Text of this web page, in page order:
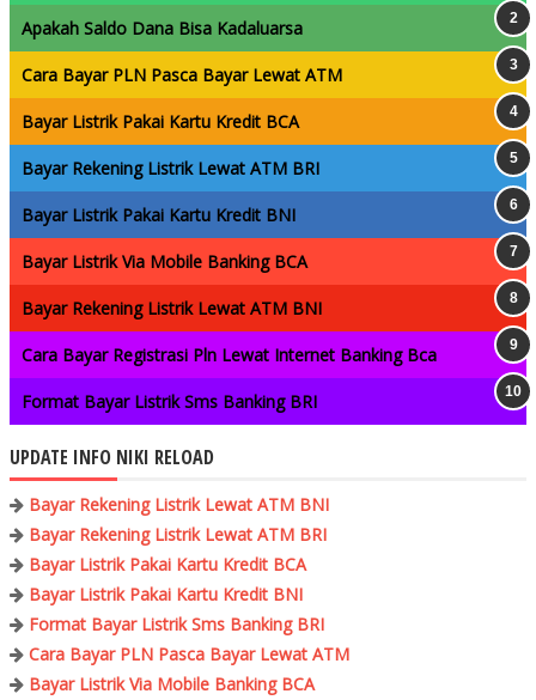
Apakah Saldo Dana Bisa Kadaluarsa
Cara Bayar PLN Pasca Bayar Lewat ATM
Bayar Listrik Pakai Kartu Kredit BCA
Bayar Rekening Listrik Lewat ATM BRI
Bayar Listrik Pakai Kartu Kredit BNI
Bayar Listrik Via Mobile Banking BCA
Bayar Rekening Listrik Lewat ATM BNI
Cara Bayar Registrasi Pln Lewat Internet Banking Bca
Format Bayar Listrik Sms Banking BRI
UPDATE INFO NIKI RELOAD
Bayar Rekening Listrik Lewat ATM BNI
Bayar Rekening Listrik Lewat ATM BRI
Bayar Listrik Pakai Kartu Kredit BCA
Bayar Listrik Pakai Kartu Kredit BNI
Format Bayar Listrik Sms Banking BRI
Cara Bayar PLN Pasca Bayar Lewat ATM
Bayar Listrik Via Mobile Banking BCA